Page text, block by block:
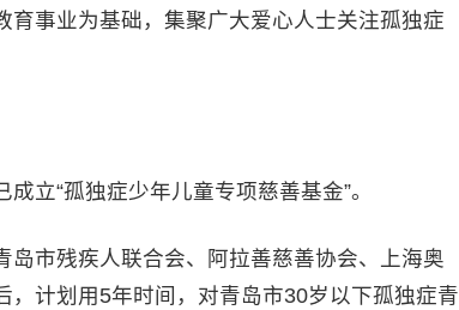
事业为基础，集聚广大爱心人士关注孤独症
“孤独症少年儿童专项慈善基金”。
市残疾人联合会、阿拉善慈善协会、上海奥
计划用5年时间，对青岛市30岁以下孤独症青